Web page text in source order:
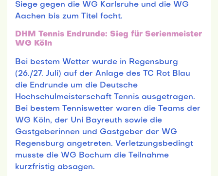
Siege gegen die WG Karlsruhe und die WG
Aachen bis zum Titel focht.
DHM Tennis Endrunde: Sieg für Serienmeister
WG Köln
Bei bestem Wetter wurde in Regensburg
(26./27. Juli) auf der Anlage des TC Rot Blau
die Endrunde um die Deutsche
Hochschulmeisterschaft Tennis ausgetragen.
Bei bestem Tenniswetter waren die Teams der
WG Köln, der Uni Bayreuth sowie die
Gastgeberinnen und Gastgeber der WG
Regensburg angetreten. Verletzungsbedingt
musste die WG Bochum die Teilnahme
kurzfristig absagen.